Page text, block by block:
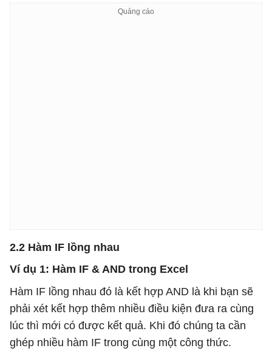
2.2 Hàm IF lồng nhau
Ví dụ 1: Hàm IF & AND trong Excel
Hàm IF lồng nhau đó là kết hợp AND là khi bạn sẽ
phải xét kết hợp thêm nhiều điều kiện đưa ra cùng
lúc thì mới có được kết quả. Khi đó chúng ta cần
ghép nhiều hàm IF trong cùng một công thức.